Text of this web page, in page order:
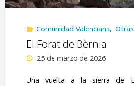
Comunidad Valenciana,
El Forat de Bèrnia
25 de marzo de 2026
Una vuelta a la sierra de